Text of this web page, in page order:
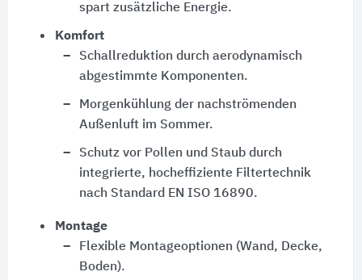
spart zusätzliche Energie.
Komfort
Schallreduktion durch aerodynamisch
abgestimmte Komponenten.
Morgenkühlung der nachströmenden
Außenluft im Sommer.
Schutz vor Pollen und Staub durch
integrierte, hocheffiziente Filtertechnik
nach Standard EN ISO 16890.
Montage
Flexible Montageoptionen (Wand, Decke,
Boden).